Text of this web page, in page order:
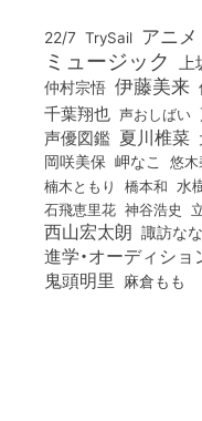
22/7 TrySail アニメ
ミュージック 上
仲村宗悟 伊藤美来
千葉翔也 声おしばい
声優図鑑 夏川椎菜
岡咲美保 岬なこ 悠
楠木ともり 橋本和 水
石飛恵里花 神谷浩史
西山宏太朗 諏訪な
進学・オーディショ
鬼頭明里 麻倉もも